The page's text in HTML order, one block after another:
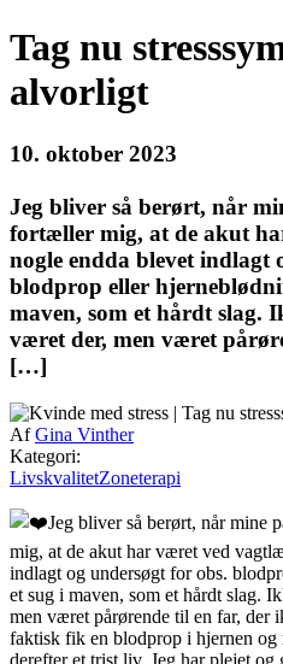
Tag nu
alvorligt
10. oktober 2023
Jeg bliver så berørt, når
fortæller mig, at de akut
nogle endda blevet indlagt
blodprop eller
maven, som et hårdt slag.
været der, men været
[…]
AfGina Vinther
Kategori:
LivskvalitetZoneterapi
Jeg bliver så berørt, når mine
mig, at de akut har været ved
indlagt og undersøgt for obs.
et sug i maven, som et hårdt slag.
men været pårørende til en far, der
faktisk fik en blodprop i hjernen og
derefter et trist liv. Jeg har plejet